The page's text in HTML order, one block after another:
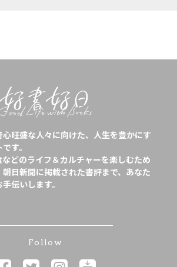
旺盛な人々に向けた、人生を豊かにす
す。
どのライフ＆カルチャーを楽しむため
日新聞に掲載された書評まで、あなた
伝いします。
Follow